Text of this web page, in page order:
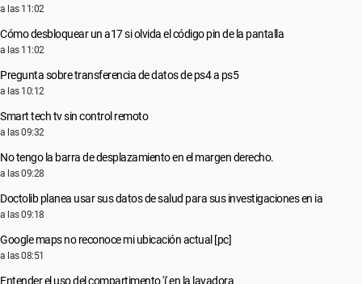
a las 11:02
Cómo desbloquear un a17 si olvida el código pin de la pantalla
a las 11:02
Pregunta sobre transferencia de datos de ps4 a ps5
a las 10:12
Smart tech tv sin control remoto
a las 09:32
No tengo la barra de desplazamiento en el margen derecho.
a las 09:28
Doctolib planea usar sus datos de salud para sus investigaciones en ia
a las 09:18
Google maps no reconoce mi ubicación actual [pc]
a las 08:51
Entender el uso del compartimento 'i' en la lavadora